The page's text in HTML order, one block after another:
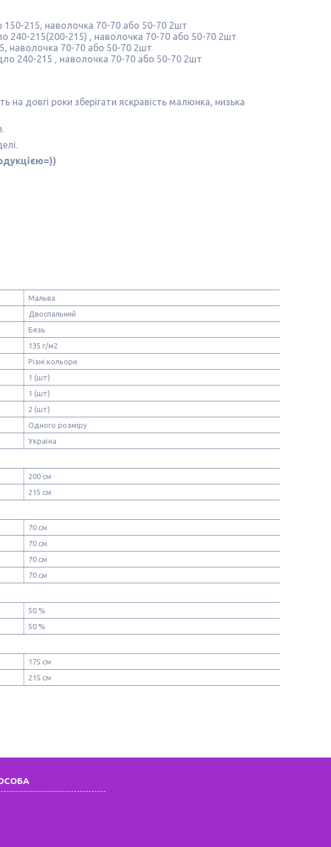
150-215, наволочка 70-70 або 50-70 2шт
240-215(200-215) , наволочка 70-70 або 50-70 2шт
наволочка 70-70 або 50-70 2шт
240-215 , наволочка 70-70 або 50-70 2шт
на довгі роки зберігати яскравість малюнка, низька
Мальва
Двоспальний
Бязь
135 г/м2
Різні кольори
1 (шт)
1 (шт)
2 (шт)
Одного розміру
Україна
200 см
215 см
70 см
70 см
70 см
70 см
50 %
50 %
175 см
215 см